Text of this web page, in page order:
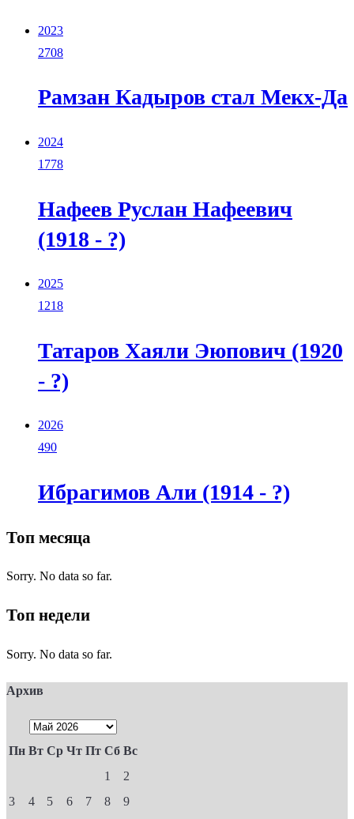
2023
2708
Рамзан Кадыров стал Мекх-Да
2024
1778
Нафеев Руслан Нафеевич
(1918 - ?)
2025
1218
Татаров Хаяли Эюпович (1920
- ?)
2026
490
Ибрагимов Али (1914 - ?)
Топ месяца
Sorry. No data so far.
Топ недели
Sorry. No data so far.
Архив
Пн Вт Ср Чт Пт Сб Вс
1
2
3
4 5 6 7 8
9